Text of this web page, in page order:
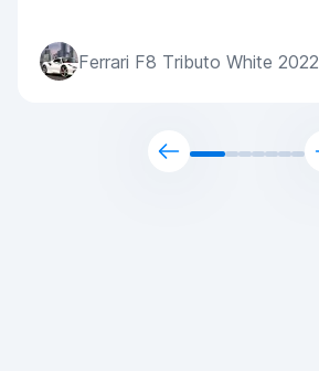
Ferrari F8 Tributo White 2022